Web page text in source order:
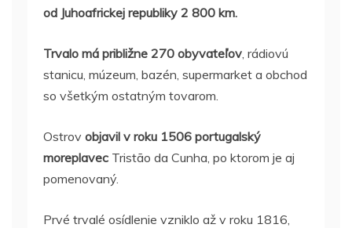
od Juhoafrickej republiky 2 800 km.
Trvalo má približne 270 obyvateľov, rádiovú
stanicu, múzeum, bazén, supermarket a obchod
so všetkým ostatným tovarom.
Ostrov objavil v roku 1506 portugalský
moreplavec Tristão da Cunha, po ktorom je aj
pomenovaný.
Prvé trvalé osídlenie vzniklo až v roku 1816,